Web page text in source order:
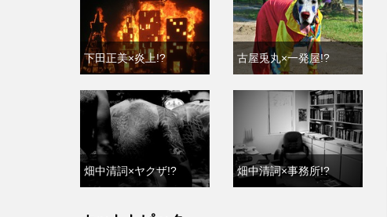
下田正美×炎上!? 古屋兎丸×一発屋!?
畑中清詞×ヤクザ!? 畑中清詞×事務所!?